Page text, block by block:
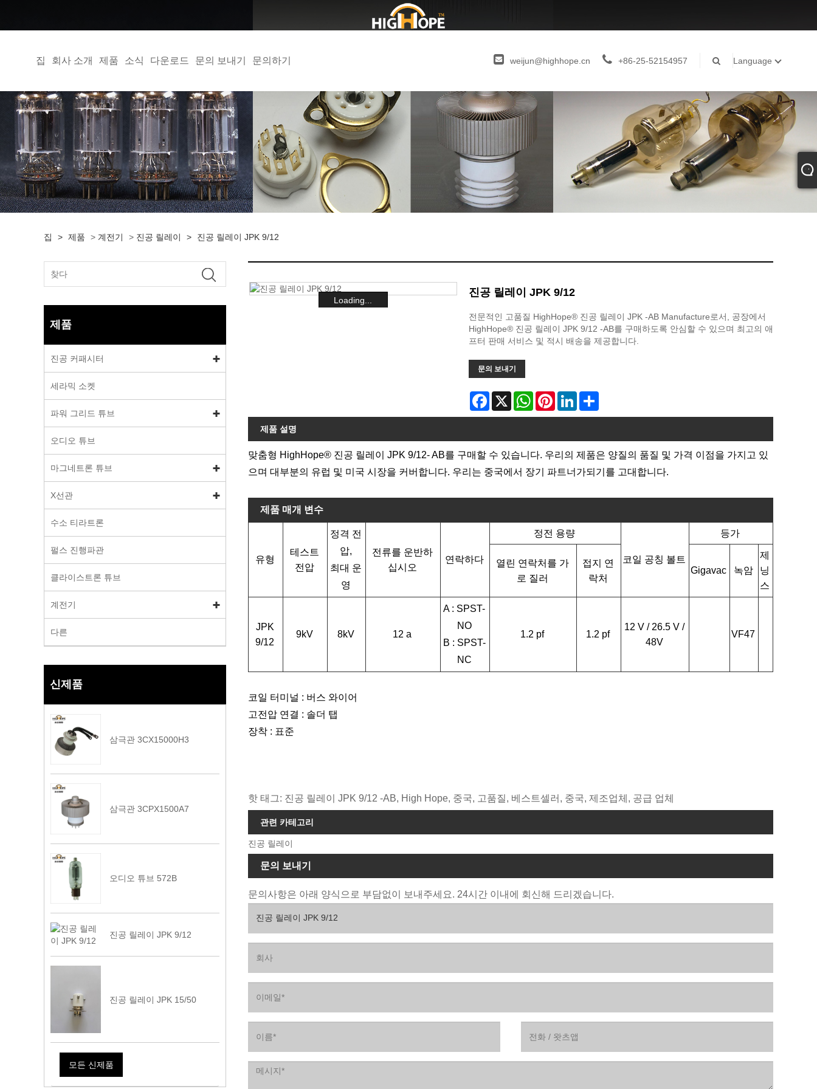
집 회사 소개 제품 소식 다운로드 문의 보내기 문의하기 weijun@highhope.cn +86-25-52154957 Language
집 > 제품 > 계전기 > 진공 릴레이 > 진공 릴레이 JPK 9/12
제품
진공 커패시터
세라믹 소켓
파워 그리드 튜브
오디오 튜브
마그네트론 튜브
X선관
수소 티라트론
펄스 진행파관
클라이스트론 튜브
계전기
다른
신제품
삼극관 3CX15000H3
삼극관 3CPX1500A7
오디오 튜브 572B
진공 릴레이 JPK 9/12
진공 릴레이 JPK 15/50
모든 신제품
Loading...
진공 릴레이 JPK 9/12
전문적인 고품질 HighHope® 진공 릴레이 JPK -AB Manufacture로서, 공장에서
HighHope® 진공 릴레이 JPK 9/12 -AB를 구매하도록 안심할 수 있으며 최고의 애
프터 판매 서비스 및 적시 배송을 제공합니다.
문의 보내기
Facebook
X WhatsAppPinterestLinkedInShare
제품 설명
맞춤형 HighHope® 진공 릴레이 JPK 9/12- AB를 구매할 수 있습니다. 우리의 제품은 양질의 품질 및 가격 이점을 가지고 있
으며 대부분의 유럽 및 미국 시장을 커버합니다. 우리는 중국에서 장기 파트너가되기를 고대합니다.
제품 매개 변수
유형
테스트
전압
정격 전
압,
최대 운
영
전류를 운반하
십시오
연락하다
정전 용량
코일 공칭 볼트
등가
열린 연락처를 가
로 질러
접지 연
락처
Gigavac 녹암
제
닝
스
JPK
9/12
9kV 8kV 12 a
A : SPST-
NO
B : SPST-
NC
1.2 pf 1.2 pf
12 V / 26.5 V /
48V
VF47
코일 터미널 : 버스 와이어
고전압 연결 : 솔더 탭
장착 : 표준
핫 태그: 진공 릴레이 JPK 9/12 -AB, High Hope, 중국, 고품질, 베스트셀러, 중국, 제조업체, 공급 업체
관련 카테고리
진공 릴레이
문의 보내기
문의사항은 아래 양식으로 부담없이 보내주세요. 24시간 이내에 회신해 드리겠습니다.